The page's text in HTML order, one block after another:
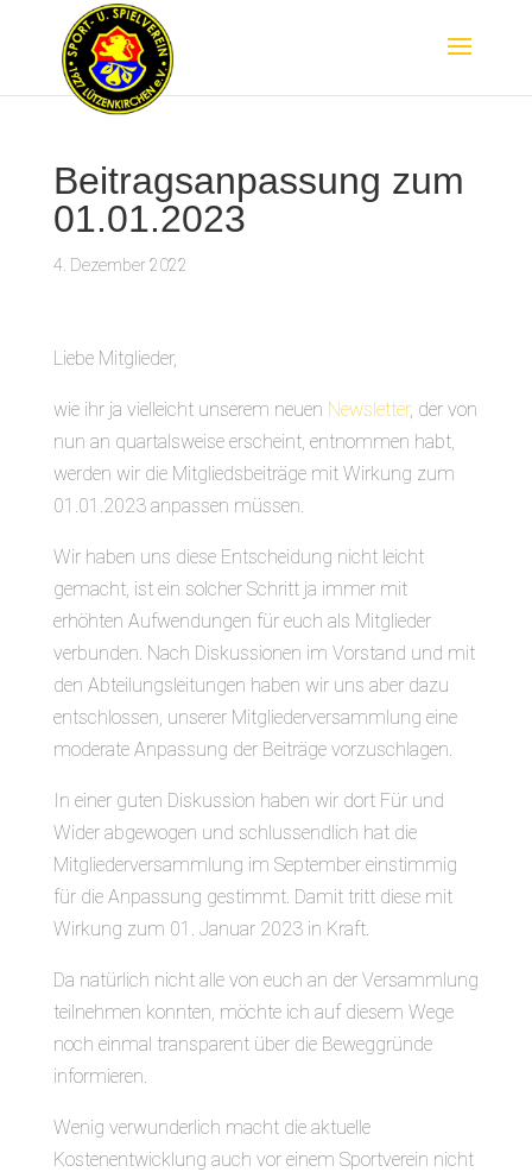
Beitragsanpassung zum
01.01.2023
4. Dezember 2022
Liebe Mitglieder,
wie ihr ja vielleicht unserem neuen Newsletter, der von
nun an quartalsweise erscheint, entnommen habt,
werden wir die Mitgliedsbeiträge mit Wirkung zum
01.01.2023 anpassen müssen.
Wir haben uns diese Entscheidung nicht leicht
gemacht, ist ein solcher Schritt ja immer mit
erhöhten Aufwendungen für euch als Mitglieder
verbunden. Nach Diskussionen im Vorstand und mit
den Abteilungsleitungen haben wir uns aber dazu
entschlossen, unserer Mitgliederversammlung eine
moderate Anpassung der Beiträge vorzuschlagen.
In einer guten Diskussion haben wir dort Für und
Wider abgewogen und schlussendlich hat die
Mitgliederversammlung im September einstimmig
für die Anpassung gestimmt. Damit tritt diese mit
Wirkung zum 01. Januar 2023 in Kraft.
Da natürlich nicht alle von euch an der Versammlung
teilnehmen konnten, möchte ich auf diesem Wege
noch einmal transparent über die Beweggründe
informieren.
Wenig verwunderlich macht die aktuelle
Kostenentwicklung auch vor einem Sportverein nicht